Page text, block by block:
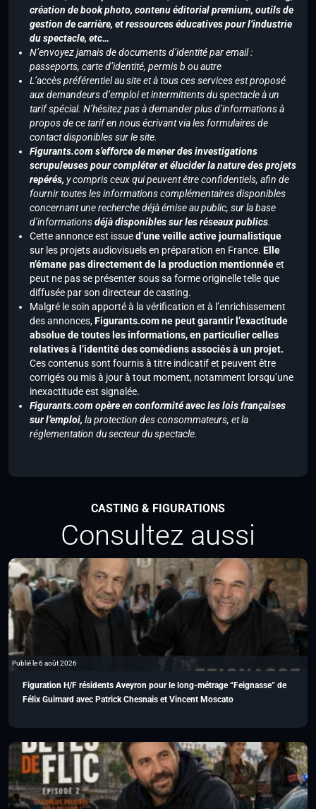
création de book photo, contenu éditorial premium, outils de
gestion de carrière, et ressources éducatives pour l’industrie
du spectacle, etc…
N’envoyez jamais de documents d’identité par email :
passeports, carte d’identité, permis b ou autre
L’accès préférentiel au site et à tous ces services est proposé
aux demandeurs d’emploi et intermittents du spectacle à un
tarif spécial. N’hésitez pas à demander plus d’informations à
propos de ce tarif en nous écrivant via les formulaires de
contact disponibles sur le site.
Figurants.com s’efforce de mener des investigations
scrupuleuses pour compléter et élucider la nature des projets
repérés, y compris ceux qui peuvent être confidentiels, afin de
fournir toutes les informations complémentaires disponibles
concernant une recherche déjà émise au public, sur la base
d’informationsdéjà disponibles sur les réseaux publics.
Cette annonce est issued’une veille active journalistique
sur les projets audiovisuels en préparation en France. Elle
n’émane pas directement de la production mentionnéeet
peut ne pas se présenter sous sa forme originelle telle que
diffusée par son directeur de casting.
Malgré le soin apporté à la vérification et à l’enrichissement
des annonces,Figurants.com ne peut garantir l’exactitude
absolue de toutes les informations, en particulier celles
relatives à l’identité des comédiens associés à un projet.
Ces contenus sont fournis à titre indicatif et peuvent être
corrigés ou mis à jour à tout moment, notamment lorsqu’une
inexactitude est signalée.
Figurants.com opère en conformité avec les lois françaises
sur l’emploi, la protection des consommateurs, et la
réglementation du secteur du spectacle.
CASTING & FIGURATIONS
Consultez aussi
Publié le 6 août 2026
Figuration H/F résidents Aveyron pour le long-métrage “Feignasse” de
Félix Guimard avec Patrick Chesnais et Vincent Moscato